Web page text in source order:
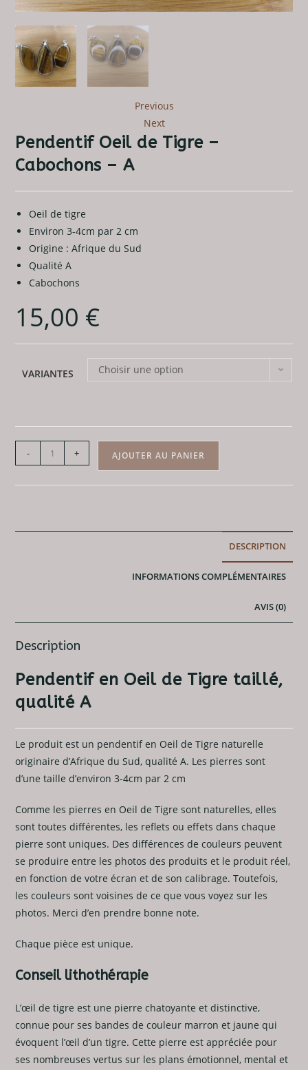
Previous
Next
Pendentif Oeil de Tigre –
Cabochons – A
Oeil de tigre
Environ 3-4cm par 2 cm
Origine : Afrique du Sud
Qualité A
Cabochons
15,00 €
VARIANTES Choisir une option
quantité
de
Pendentif
Tigre
- + AJOUTER AU PANIER
DESCRIPTION
INFORMATIONS COMPLÉMENTAIRES
AVIS (0)
Description
Pendentif en Oeil de Tigre taillé,
qualité A
Le produit est un pendentif en Oeil de Tigre naturelle
originaire d’Afrique du Sud, qualité A. Les pierres sont
d’une taille d’environ 3-4cm par 2 cm
Comme les pierres en Oeil de Tigre sont naturelles, elles
sont toutes différentes, les reflets ou effets dans chaque
pierre sont uniques. Des différences de couleurs peuvent
se produire entre les photos des produits et le produit réel,
en fonction de votre écran et de son calibrage. Toutefois,
les couleurs sont voisines de ce que vous voyez sur les
photos. Merci d’en prendre bonne note.
Chaque pièce est unique.
Conseil lithothérapie
L’œil de tigre est une pierre chatoyante et distinctive,
connue pour ses bandes de couleur marron et jaune qui
évoquent l’œil d’un tigre. Cette pierre est appréciée pour
ses nombreuses vertus sur les plans émotionnel, mental et